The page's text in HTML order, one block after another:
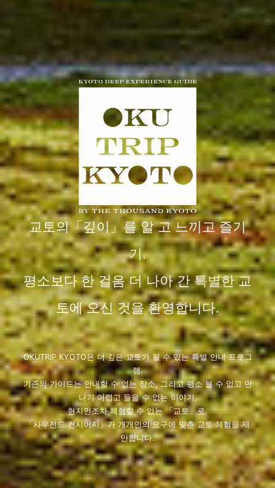
교토의「깊이」를 알 고 느끼고 즐기
기.
평소보다 한 걸음 더 나아 간 특별한 교
토에 오신 것을 환영합니다.
OKUTRIP KYOTO은 더 깊은 교토가 될 수 있는 특별 안내 프로그
램.
기존의 가이드는 안내할 수 없는 장소, 그리고 평소 볼 수 없고 만
나기 어렵고 들을 수 없는 이야기,
현지인조차 체험할 수 없는 「교토」로.
「사우전드 컨시어지」가 개개인의 요구에 맞춘 교토 체험을 제
안합니다.